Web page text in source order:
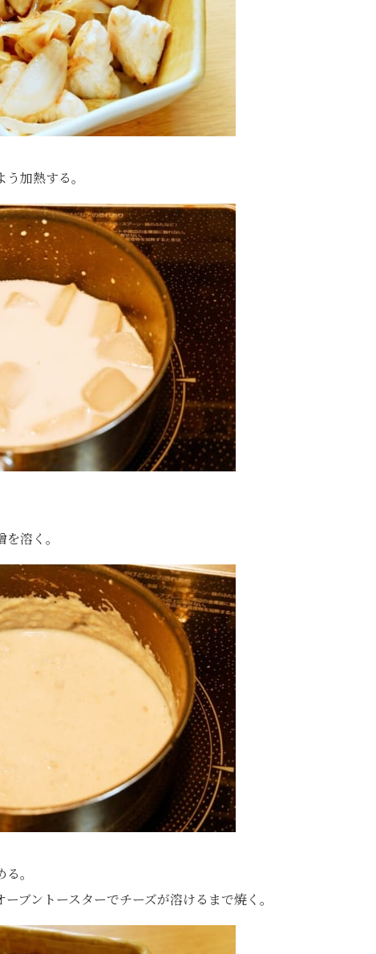
加熱する。
溶く。
。
ブントースターでチーズが溶けるまで焼く。